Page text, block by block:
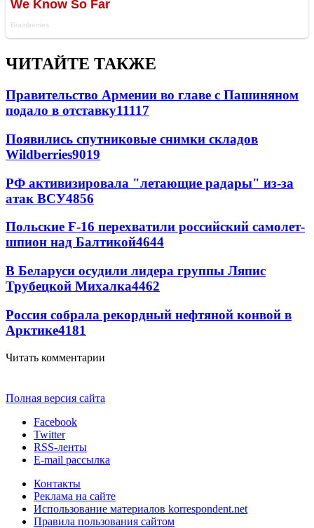
ЧИТАЙТЕ ТАКЖЕ
Правительство Армении во главе с Пашиняном
подало в отставку11117
Появились спутниковые снимки складов
Wildberries9019
РФ активизировала "летающие радары" из-за
атак ВСУ4856
Польские F-16 перехватили российский самолет-
шпион над Балтикой4644
В Беларуси осудили лидера группы Ляпис
Трубецкой Михалка4462
Россия собрала рекордный нефтяной конвой в
Арктике4181
Читать комментарии
Полная версия сайта
Facebook
Twitter
RSS-ленты
E-mail рассылка
Контакты
Реклама на сайте
Использование материалов korrespondent.net
Правила пользования сайтом